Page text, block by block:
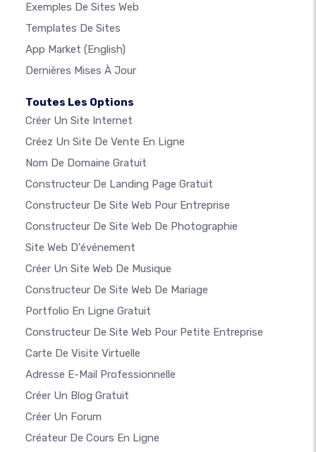
Exemples De Sites Web
Templates De Sites
App Market (English)
Dernières Mises À Jour
Toutes Les Options
Créer Un Site Internet
Créez Un Site De Vente En Ligne
Nom De Domaine Gratuit
Constructeur De Landing Page Gratuit
Constructeur De Site Web Pour Entreprise
Constructeur De Site Web De Photographie
Site Web D'événement
Créer Un Site Web De Musique
Constructeur De Site Web De Mariage
Portfolio En Ligne Gratuit
Constructeur De Site Web Pour Petite Entreprise
Carte De Visite Virtuelle
Adresse E-Mail Professionnelle
Créer Un Blog Gratuit
Créer Un Forum
Créateur De Cours En Ligne